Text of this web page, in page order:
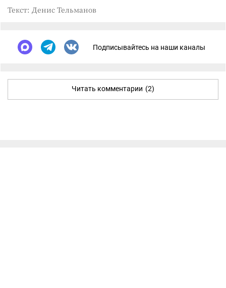
Текст: Денис Тельманов
Подписывайтесь на наши каналы
Читать комментарии (2)